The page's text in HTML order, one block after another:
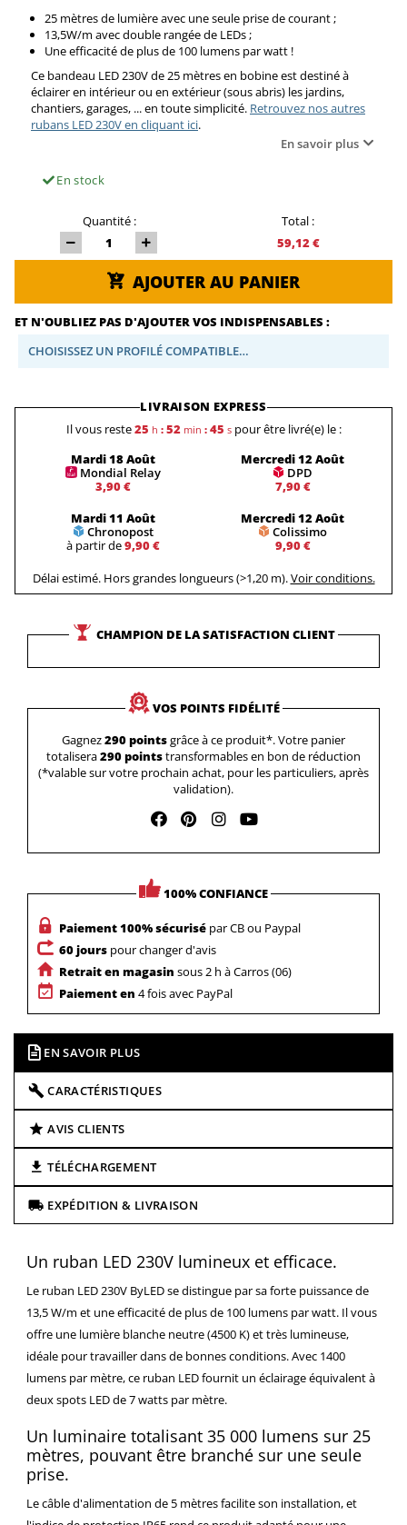
25 mètres de lumière avec une seule prise de courant ;
13,5W/m avec double rangée de LEDs ;
Une efficacité de plus de 100 lumens par watt !
Ce bandeau LED 230V de 25 mètres en bobine est destiné à
éclairer en intérieur ou en extérieur (sous abris) les jardins,
chantiers, garages, ... en toute simplicité. Retrouvez nos autres
rubans LED 230V en cliquant ici.
En savoir plus
En stock
Quantité :
Total :
59,12 €
AJOUTER AU PANIER
ET N'OUBLIEZ PAS D'AJOUTER VOS INDISPENSABLES :
CHOISISSEZ UN PROFILÉ COMPATIBLE…
LIVRAISON EXPRESS
Il vous reste25 h : 52min : 44 s pour être livré(e) le :
Mardi 18 Août
Mondial Relay
3,90 €
Mercredi 12 Août
DPD
7,90 €
Mardi 11 Août
Chronopost
à partir de9,90 €
Mercredi 12 Août
Colissimo
9,90 €
Délai estimé. Hors grandes longueurs (>1,20 m).Voir conditions.
CHAMPION DE LA SATISFACTION CLIENT
VOS POINTS FIDÉLITÉ
Gagnez290 pointsgrâce à ce produit*. Votre panier
totalisera290 pointstransformables en bon de réduction
(*valable sur votre prochain achat, pour les particuliers, après
validation).
100% CONFIANCE
Paiement 100% sécurisé par CB ou Paypal
60 jours pour changer d'avis
Retrait en magasin sous 2 h à Carros (06)
Paiement en 4 fois avec PayPal
EN SAVOIR PLUS
CARACTÉRISTIQUES
AVIS CLIENTS
TÉLÉCHARGEMENT
EXPÉDITION & LIVRAISON
Un ruban LED 230V lumineux et efficace.
Le ruban LED 230V ByLED se distingue par sa forte puissance de
13,5 W/m et une efficacité de plus de 100 lumens par watt. Il vous
offre une lumière blanche neutre (4500 K) et très lumineuse,
idéale pour travailler dans de bonnes conditions. Avec 1400
lumens par mètre, ce ruban LED fournit un éclairage équivalent à
deux spots LED de 7 watts par mètre.
Un luminaire totalisant 35 000 lumens sur 25
mètres, pouvant être branché sur une seule
prise.
Le câble d'alimentation de 5 mètres facilite son installation, et